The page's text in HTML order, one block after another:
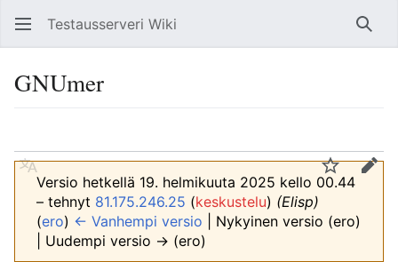
Testausserveri Wiki Hae
GNUmer
Kieli Tarkkaile
Versio hetkellä 19. helmikuuta 2025 kello 00.44
– tehnyt 81.175.246.25 (keskustelu) (Elisp)
(ero) ← Vanhempi versio | Nykyinen versio (ero)
| Uudempi versio → (ero)